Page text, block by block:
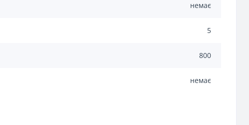
немає
5
800
немає